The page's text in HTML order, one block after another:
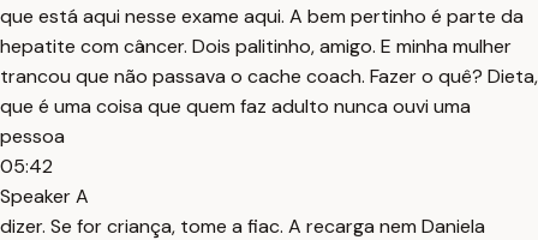
que está aqui nesse exame aqui. A bem pertinho é parte da
hepatite com câncer. Dois palitinho, amigo. E minha mulher
trancou que não passava o cache coach. Fazer o quê? Dieta,
que é uma coisa que quem faz adulto nunca ouvi uma
pessoa
05:42
Speaker A
dizer. Se for criança, tome a fiac. A recarga nem Daniela